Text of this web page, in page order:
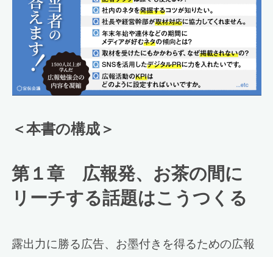
＜本書の構成＞
第１章 広報発、お茶の間に
リーチする話題はこうつくる
露出力に勝る広告、お墨付きを得るための広報